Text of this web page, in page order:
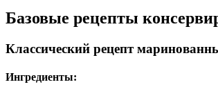
Базовые рецепты
Классический рецепт
Ингредиенты: